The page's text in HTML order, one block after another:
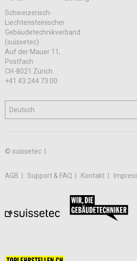
Schweizerisch-
Liechtensteinischer
Gebäudetechnikverband
(suissetec)
Auf der Mauer 11,
Postfach
CH-8021 Zürich
+41 43 244 73 00
© suissetec |
AGB Support & FAQ Kontakt